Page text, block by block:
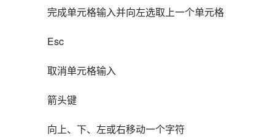
完成单元格输入并向左选取上一个单元格
Esc
取消单元格输入
箭头键
向上、下、左或右移动一个字符